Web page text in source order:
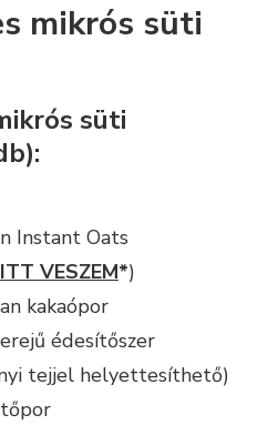
mikrós süti
süti
Instant Oats
ITT VESZEM*)
kakaópor
édesítőszer
tejjel helyettesíthető)